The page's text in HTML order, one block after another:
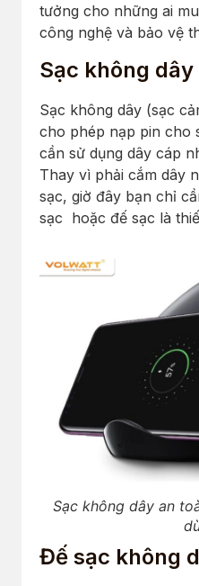
tưởng cho những ai
công nghệ và bảo vệ
Sạc không dây
Sạc không dây (sạc
cho phép nạp pin cho
cần sử dụng dây cáp
Thay vì phải cắm dây
sạc, giờ đây bạn chỉ
sạc hoặc đế sạc là
Sạc không dây an
Đế sạc không